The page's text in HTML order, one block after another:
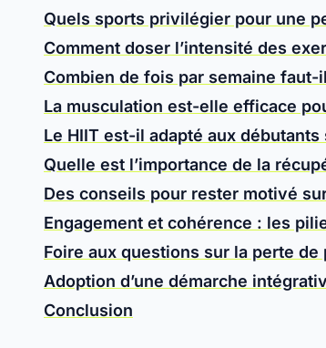
Quels sports privilégier pour une
Comment doser l’intensité des
Combien de fois par semaine faut-
La musculation est-elle efficace
Le HIIT est-il adapté aux
Quelle est l’importance de la
Des conseils pour rester motivé
Engagement et cohérence : les
Foire aux questions sur la perte
Adoption d’une démarche
Conclusion